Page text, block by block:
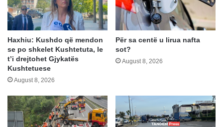
Haxhiu: Kushdo që mendon
se po shkelet Kushtetuta, le
t’i drejtohet Gjykatës
Kushtetuese
August 8, 2026
Për sa centë u lirua nafta
sot?
August 8, 2026